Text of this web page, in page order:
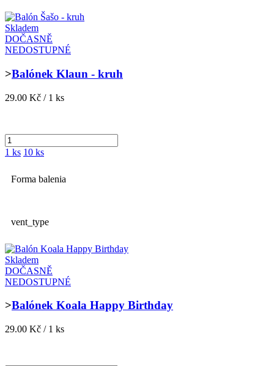
Skladem
DOČASNĚ
NEDOSTUPNÉ
>Balónek Klaun - kruh
29.00 Kč / 1 ks
1 ks 10 ks
Forma balenia
vent_type
Skladem
DOČASNĚ
NEDOSTUPNÉ
>Balónek Koala Happy Birthday
29.00 Kč / 1 ks